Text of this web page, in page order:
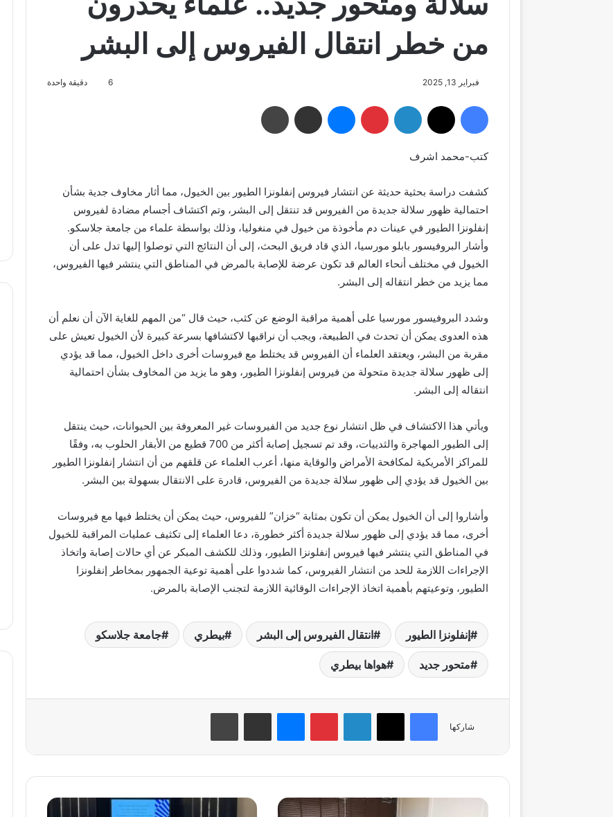
من خطر انتقال الفيروس إلى البشر
فبراير 13, 2025 6 دقيقة واحدة
فيسبوك لينكدإن بينتيريست ماسنجر مشاركة عبر البريد
كتب-محمد اشرف
كشفت دراسة بحثية حديثة عن انتشار فيروس إنفلونزا الطيور بين الخيول، مما أثار مخاوف جدية بشأن
احتمالية ظهور سلالة جديدة من الفيروس قد تنتقل إلى البشر، وتم اكتشاف أجسام مضادة لفيروس
إنفلونزا الطيور في عينات دم مأخوذة من خيول في منغوليا، وذلك بواسطة علماء من جامعة جلاسكو.
وأشار البروفيسور بابلو مورسيا، الذي قاد فريق البحث، إلى أن النتائج التي توصلوا إليها تدل على أن
الخيول في مختلف أنحاء العالم قد تكون عرضة للإصابة بالمرض في المناطق التي ينتشر فيها الفيروس،
مما يزيد من خطر انتقاله إلى البشر.
وشدد البروفيسور مورسيا على أهمية مراقبة الوضع عن كثب، حيث قال “من المهم للغاية الآن أن نعلم أن
هذه العدوى يمكن أن تحدث في الطبيعة، ويجب أن نراقبها لاكتشافها بسرعة كبيرة لأن الخيول تعيش على
مقربة من البشر، ويعتقد العلماء أن الفيروس قد يختلط مع فيروسات أخرى داخل الخيول، مما قد يؤدي
إلى ظهور سلالة جديدة متحولة من فيروس إنفلونزا الطيور، وهو ما يزيد من المخاوف بشأن احتمالية
انتقاله إلى البشر.
ويأتي هذا الاكتشاف في ظل انتشار نوع جديد من الفيروسات غير المعروفة بين الحيوانات، حيث ينتقل
إلى الطيور المهاجرة والثدييات، وقد تم تسجيل إصابة أكثر من 700 قطيع من الأبقار الحلوب به، وفقًا
للمراكز الأمريكية لمكافحة الأمراض والوقاية منها، أعرب العلماء عن قلقهم من أن انتشار إنفلونزا الطيور
بين الخيول قد يؤدي إلى ظهور سلالة جديدة من الفيروس، قادرة على الانتقال بسهولة بين البشر.
وأشاروا إلى أن الخيول يمكن أن تكون بمثابة “خزان” للفيروس، حيث يمكن أن يختلط فيها مع فيروسات
أخرى، مما قد يؤدي إلى ظهور سلالة جديدة أكثر خطورة، دعا العلماء إلى تكثيف عمليات المراقبة للخيول
في المناطق التي ينتشر فيها فيروس إنفلونزا الطيور، وذلك للكشف المبكر عن أي حالات إصابة واتخاذ
الإجراءات اللازمة للحد من انتشار الفيروس، كما شددوا على أهمية توعية الجمهور بمخاطر إنفلونزا
الطيور، وتوعيتهم بأهمية اتخاذ الإجراءات الوقائية اللازمة لتجنب الإصابة بالمرض.
إنفلونزا الطيور انتقال الفيروس إلى البشر بيطري جامعة جلاسكو
متحور جديد هواها بيطري
شاركها
فيسبوك ‫X لينكدإن بينتيريستماسنجر مشاركة عبر البريد طباعة
"الزراعة"
"صحتك